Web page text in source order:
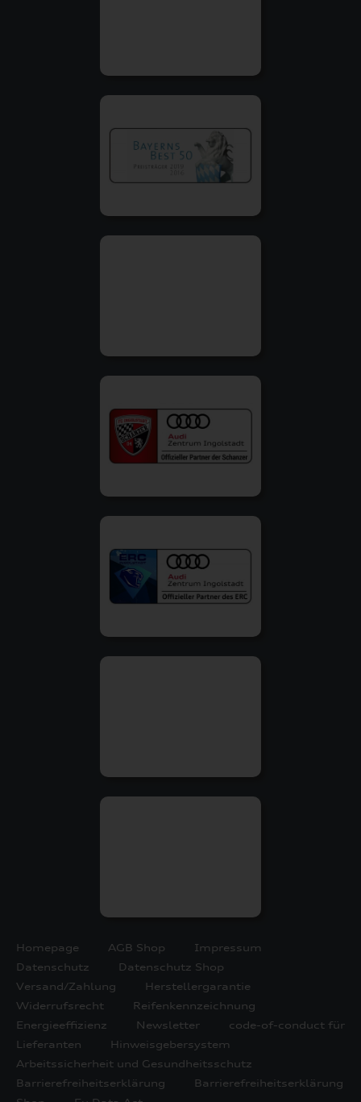
Homepage AGB Shop
Impressum
Datenschutz
Datenschutz Shop
Versand/Zahlung
Herstellergarantie
Widerrufsrecht
Reifenkennzeichnung
Energieeffizienz
Newsletter
code-of-conduct für
Lieferanten
Hinweisgebersystem
Arbeitssicherheit und Gesundheitsschutz
Barrierefreiheitserklärung
Barrierefreiheitserklärung